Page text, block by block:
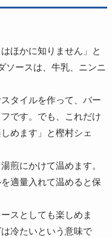
ほかに知りません」と
ソースは、牛乳、ニンニ
タイルを作って、バー
です。でも、これだけ
めます」と樫村シェ
煎にかけて温めます。
適量入れて温めると保
スとしても楽しめま
冷たいという意味で